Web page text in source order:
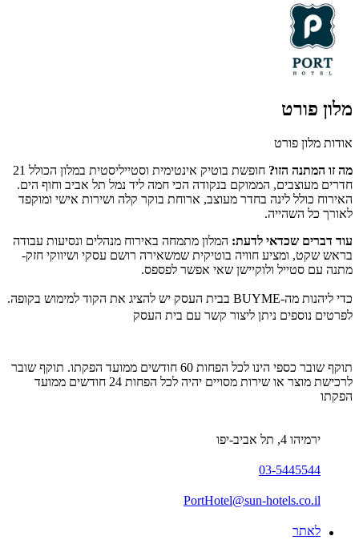
מלון פורט
אודות מלון פורט
מה זו המתנה הזו?
חופשת בוטיק אינטימית וסטייליסטית במלון הכולל 21
חדרים מעוצבים, הממוקם בנקודה הכי חמה ליד נמל תל אביב וחוף הים.
האירוח כולל לינה בחדר מעוצב, ארוחת בוקר קלה ושירות אישי ומוקפד
לאורך כל השהייה.
עוד דברים שכדאי לדעת: המלון מתמחה באירוח מנהלים ונסיעות עבודה
בראש שקט, ומציע חוויה בוטיקית שמשאירה רושם עסקי ושיווקי חזק-
מתנה עם סטייל ולוקיישן שאי אפשר לפספס.
כדי ליהנות מה-BUYME בבית העסק יש להציג את הקוד למימוש בקופה.
לפרטים נוספים ניתן ליצור קשר עם בית העסק
תוקף שובר כספי הינו לכל הפחות 60 חודשים ממועד הפקתו. תוקף שובר
לרכישת מוצר או שירות מסויים יהיה לכל הפחות 24 חודשים ממועד
הפקתו
ירמיהו 4, תל אביב-יפו
03-5445544
PortHotel@sun-hotels.co.il
לאתר